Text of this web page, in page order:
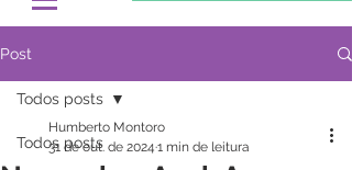
Post
Todos posts
Todos posts
Humberto Montoro
31 de out. de 2024 1 min de leitura